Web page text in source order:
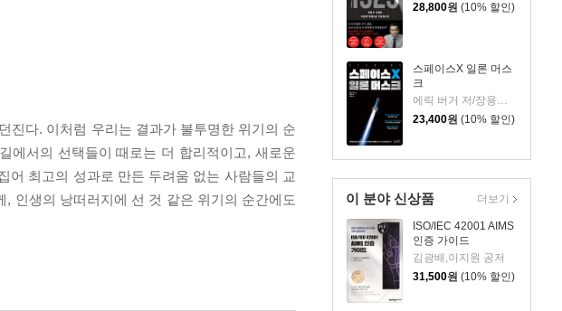
28,800원 (10% 할인)
스페이스X 일론 머스
크
에릭 버거 저/장용원 역/서성현 감수
23,400원 (10% 할인)
이 분야 신상품
ISO/IEC 42001 AIMS
인증 가이드
김광배,이지원 공저
31,500원 (10% 할인)
더보기
진다. 이처럼 우리는 결과가 불투명한 위기의 순
에서의 선택들이 때로는 더 합리적이고, 새로운
어 최고의 성과로 만든 두려움 없는 사람들의 교
, 인생의 낭떠러지에 선 것 같은 위기의 순간에도